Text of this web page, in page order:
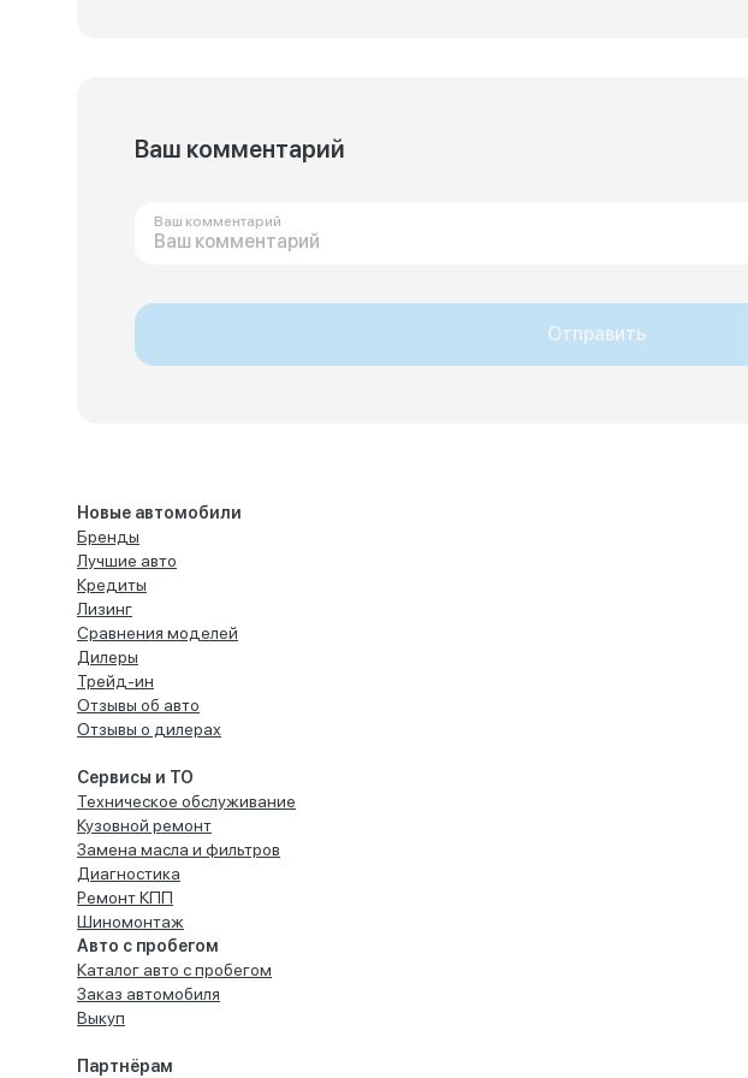
Ваш комментарий
Ваш комментарий
Отправить
Новые автомобили
Бренды
Лучшие авто
Кредиты
Лизинг
Сравнения моделей
Дилеры
Трейд-ин
Отзывы об авто
Отзывы о дилерах
Сервисы и ТО
Техническое обслуживание
Кузовной ремонт
Замена масла и фильтров
Диагностика
Ремонт КПП
Шиномонтаж
Авто с пробегом
Каталог авто с пробегом
Заказ автомобиля
Выкуп
Партнёрам